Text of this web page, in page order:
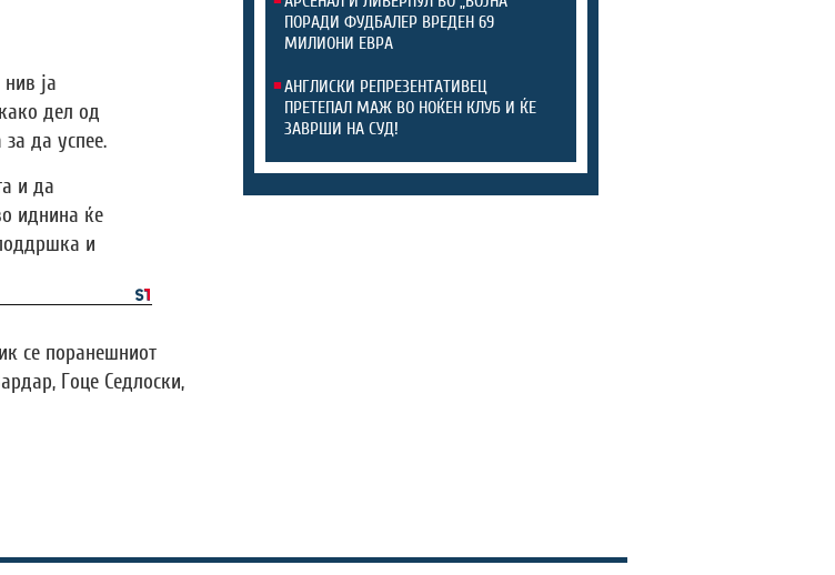
ја
дел од
да успее.
и да
иднина ќе
и
се поранешниот
Гоце Седлоски,
ПОРАДИ ФУДБАЛЕР ВРЕДЕН 69
МИЛИОНИ ЕВРА
АНГЛИСКИ РЕПРЕЗЕНТАТИВЕЦ
ПРЕТЕПАЛ МАЖ ВО НОЌЕН КЛУБ И ЌЕ
ЗАВРШИ НА СУД!